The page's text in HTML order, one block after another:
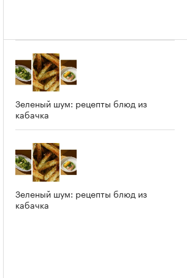
Зеленый шум: рецепты блюд из
кабачка
Зеленый шум: рецепты блюд из
кабачка